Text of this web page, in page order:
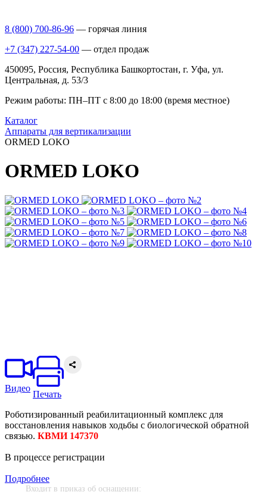
8 (800) 700-86-96 — горячая линия
+7 (347) 227-54-00 — отдел продаж
450095, Россия, Республика Башкортостан, г. Уфа, ул.
Центральная, д. 53/3
Режим работы: ПН–ПТ с 8:00 до 18:00 (время местное)
Каталог
Аппараты для вертикализации
ORMED LOKO
ORMED LOKO
Видео
Печать
Роботизированный реабилитационный комплекс для
восстановления навыков ходьбы с биологической обратной
связью. КВМИ 147370
В процессе регистрации
Подробнее
Входит в приказ об оснащении: